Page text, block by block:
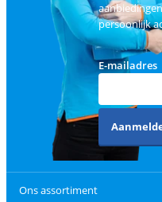
persoonlijk
E-mailadres
Ons assortiment